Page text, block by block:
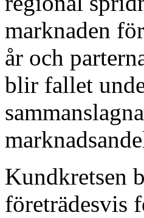
marknaden
år och
blir fallet
Kundkretsen
företrädesvis